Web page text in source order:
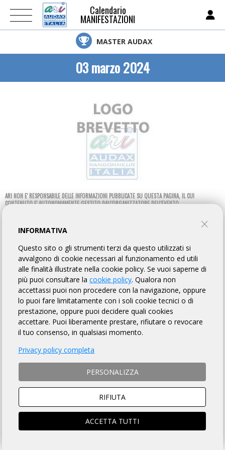
Calendario
MANIFESTAZIONI
MASTER AUDAX
03 marzo 2024
ARI NON E' RESPONSABILE DELLE INFORMAZIONI PUBBLICATE SU QUESTA PAGINA, IL CUI
CONTENUTO E' AUTONOMAMENTE GESTITO DALL'ORGANIZZATORE DELL'EVENTO.
II RANDONNÈE DEL SALENTO
CICLISTICA ARADEINA
INFORMAZIONI REGOLAMENTO
PUNTI DI CONTROLLO
MAPPA
LINK UTILI ISCRITTI 75 OMOLOGATI
1210 metri
TEMPO MASSIMO DOVE
INFORMATIVA
Questo sito o gli strumenti terzi da questo utilizzati si
avvalgono di cookie necessari al funzionamento ed utili
alle finalità illustrate nella cookie policy. Se vuoi saperne di
più puoi consultare lacookie policy. Qualora non
accettassi puoi non procedere con la navigazione, oppure
lo puoi fare limitatamente con i soli cookie tecnici o di
prestazione, oppure puoi decidere quali cookies
accettare. Puoi liberamente prestare, rifiutare o revocare
il tuo consenso, in qualsiasi momento.
Privacy policy completa
PERSONALIZZA
RIFIUTA
ACCETTA TUTTI